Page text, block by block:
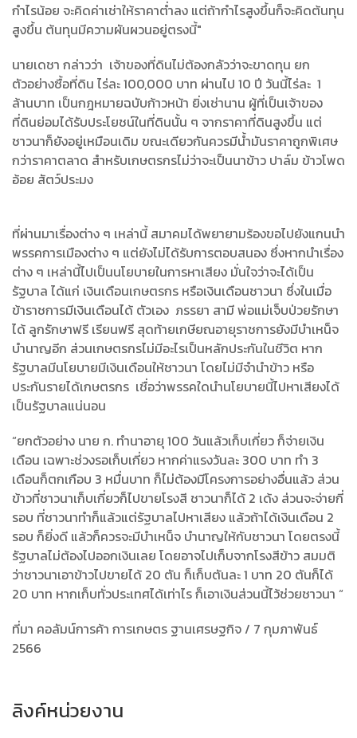
กำไรน้อย จะคิดค่าเช่าให้ราคาต่ำลง แต่ถ้ากำไรสูงขึ้นก็จะคิดต้นทุน
สูงขึ้น ต้นทุนมีความผันผวนอยู่ตรงนี้"
นายเดชา กล่าวว่า เจ้าของที่ดินไม่ต้องกลัวว่าจะขาดทุน ยก
ตัวอย่างซื้อที่ดิน ไร่ละ 100,000 บาท ผ่านไป 10 ปี วันนี้ไร่ละ 1
ล้านบาท เป็นกฎหมายฉบับก้าวหน้า ยิ่งเช่านาน ผู้ที่เป็นเจ้าของ
ที่ดินย่อมได้รับประโยชน์ในที่ดินนั้น ๆ จากราคาที่ดินสูงขึ้น แต่
ชาวนาก็ยังอยู่เหมือนเดิม ขณะเดียวกันควรมีน้ำมันราคาถูกพิเศษ
กว่าราคาตลาด สำหรับเกษตรกรไม่ว่าจะเป็นนาข้าว ปาล์ม ข้าวโพด
อ้อย สัตว์ประมง
ที่ผ่านมาเรื่องต่าง ๆ เหล่านี้ สมาคมได้พยายามร้องขอไปยังแกนนำ
พรรคการเมืองต่าง ๆ แต่ยังไม่ได้รับการตอบสนอง ซึ่งหากนำเรื่อง
ต่าง ๆ เหล่านี้ไปเป็นนโยบายในการหาเสียง มั่นใจว่าจะได้เป็น
รัฐบาล ได้แก่ เงินเดือนเกษตรกร หรือเงินเดือนชาวนา ซึ่งในเมื่อ
ข้าราชการมีเงินเดือนได้ ตัวเอง ภรรยา สามี พ่อแม่เจ็บป่วยรักษา
ได้ ลูกรักษาฟรี เรียนฟรี สุดท้ายเกษียณอายุราชการยังมีบำเหน็จ
บำนาญอีก ส่วนเกษตรกรไม่มีอะไรเป็นหลักประกันในชีวิต หาก
รัฐบาลมีนโยบายมีเงินเดือนให้ชาวนา โดยไม่มีจำนำข้าว หรือ
ประกันรายได้เกษตรกร เชื่อว่าพรรคใดนำนโยบายนี้ไปหาเสียงได้
เป็นรัฐบาลแน่นอน
“ยกตัวอย่าง นาย ก. ทำนาอายุ 100 วันแล้วเก็บเกี่ยว ก็จ่ายเงิน
เดือน เฉพาะช่วงรอเก็บเกี่ยว หากค่าแรงวันละ 300 บาท ทำ 3
เดือนก็ตกเกือบ 3 หมื่นบาท ก็ไม่ต้องมีโครงการอย่างอื่นแล้ว ส่วน
ข้าวที่ชาวนาเก็บเกี่ยวก็ไปขายโรงสี ชาวนาก็ได้ 2 เด้ง ส่วนจะจ่ายกี่
รอบ ที่ชาวนาทำก็แล้วแต่รัฐบาลไปหาเสียง แล้วถ้าได้เงินเดือน 2
รอบ ก็ยิ่งดี แล้วก็ควรจะมีบำเหน็จ บำนาญให้กับชาวนา โดยตรงนี้
รัฐบาลไม่ต้องไปออกเงินเลย โดยอาจไปเก็บจากโรงสีข้าว สมมติ
ว่าชาวนาเอาข้าวไปขายได้ 20 ตัน ก็เก็บตันละ 1 บาท 20 ตันก็ได้
20 บาท หากเก็บทั่วประเทศได้เท่าไร ก็เอาเงินส่วนนี้ไว้ช่วยชาวนา “
ที่มา คอลัมน์การค้า การเกษตร ฐานเศรษฐกิจ / 7 กุมภาพันธ์
2566
ลิงค์หน่วยงาน